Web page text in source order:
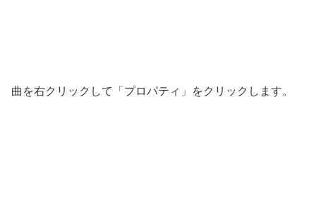
曲を右クリックして「プロパティ」をクリックします。